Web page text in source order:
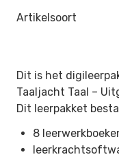
Artikelsoort
Dit is het
Taaljacht Taal –
Dit leerpakket
8